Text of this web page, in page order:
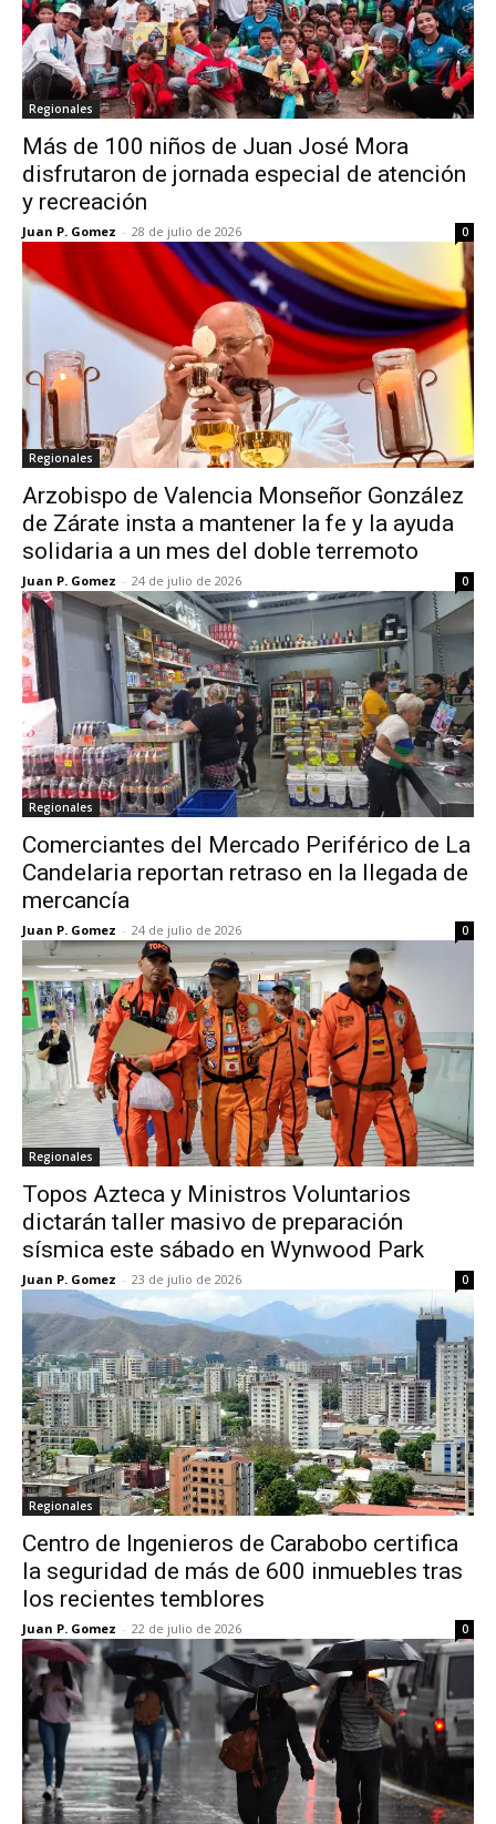
Regionales
Más de 100 niños de Juan José Mora
disfrutaron de jornada especial de atención
y recreación
Juan P. Gomez - 28 de julio de 2026 0
Regionales
Arzobispo de Valencia Monseñor González
de Zárate insta a mantener la fe y la ayuda
solidaria a un mes del doble terremoto
Juan P. Gomez - 24 de julio de 2026 0
Regionales
Comerciantes del Mercado Periférico de La
Candelaria reportan retraso en la llegada de
mercancía
Juan P. Gomez - 24 de julio de 2026 0
Regionales
Topos Azteca y Ministros Voluntarios
dictarán taller masivo de preparación
sísmica este sábado en Wynwood Park
Juan P. Gomez - 23 de julio de 2026 0
Regionales
Centro de Ingenieros de Carabobo certifica
la seguridad de más de 600 inmuebles tras
los recientes temblores
Juan P. Gomez - 22 de julio de 2026 0